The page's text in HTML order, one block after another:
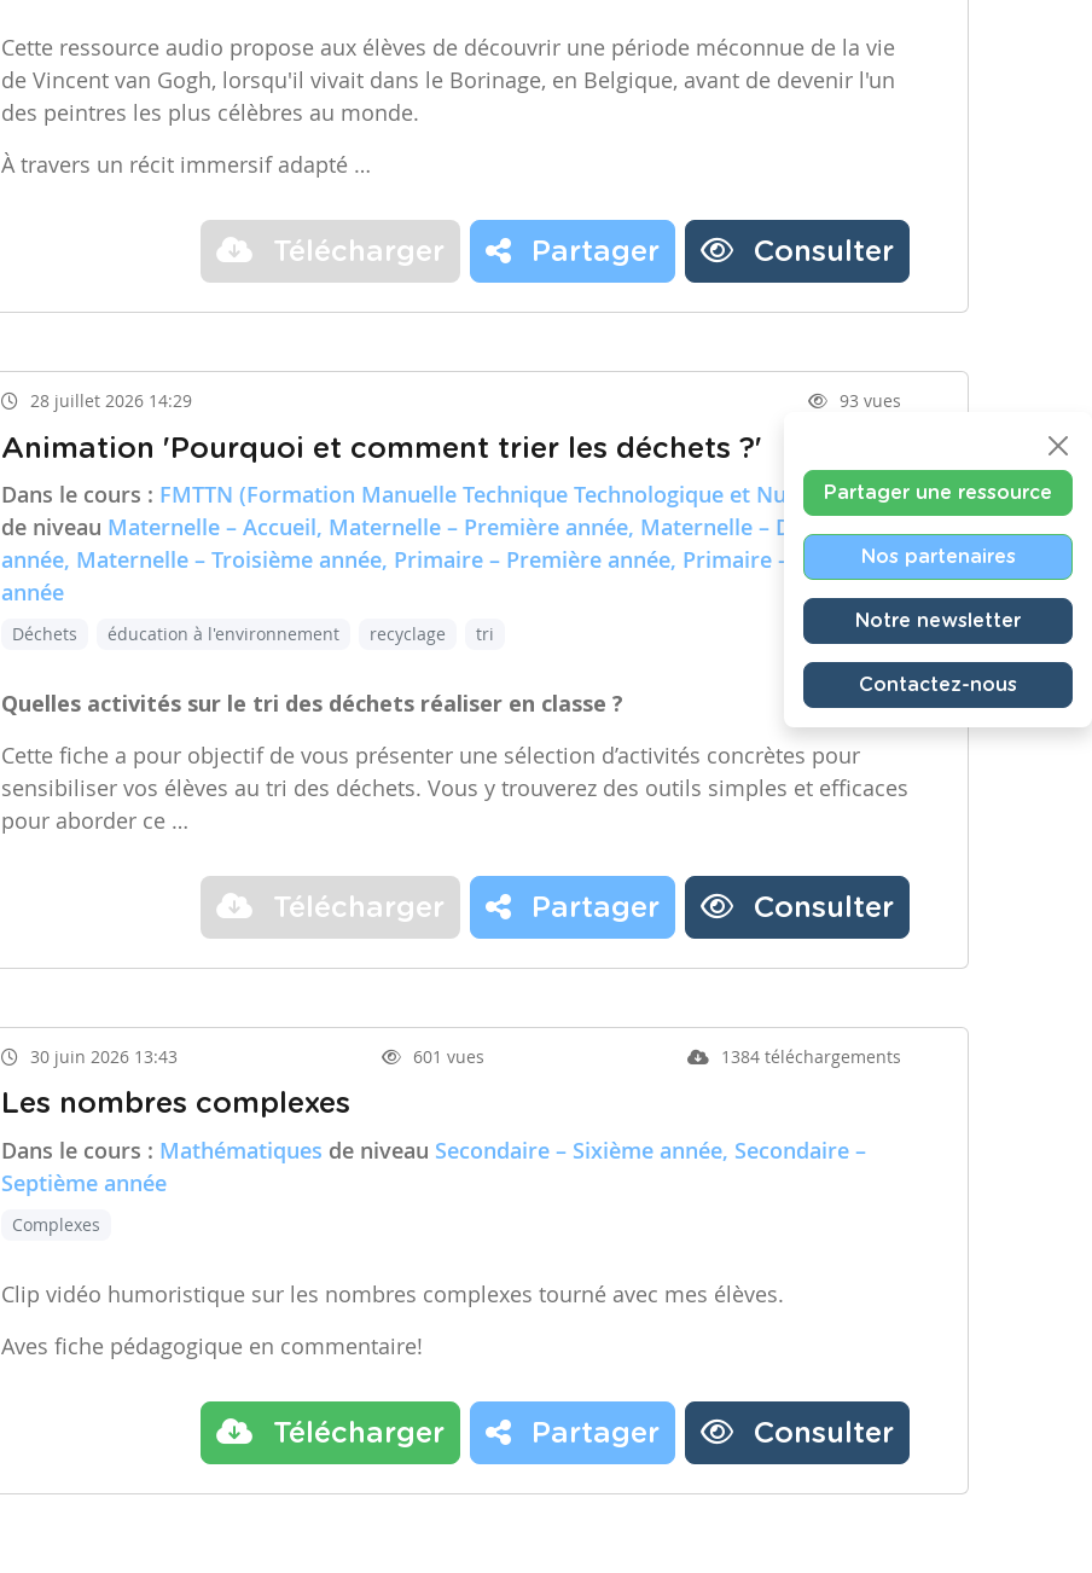
Cette ressource audio propose aux élèves de découvrir une période méconnue de la vie
de Vincent van Gogh, lorsqu'il vivait dans le Borinage, en Belgique, avant de devenir l'un
des peintres les plus célèbres au monde.
À travers un récit immersif adapté …
Télécharger Partager Consulter
28 juillet 2026 14:29 93 vues
Animation 'Pourquoi et comment trier les déchets ?'
Dans le cours : FMTTN (Formation Manuelle Technique Technologique et Numérique)
de niveau Maternelle – Accueil, Maternelle – Première année, Maternelle – Deuxième
année, Maternelle – Troisième année, Primaire – Première année, Primaire – Deuxième
année
Déchets éducation à l'environnement recyclage tri
Quelles activités sur le tri des déchets réaliser en classe ?
Cette fiche a pour objectif de vous présenter une sélection d’activités concrètes pour
sensibiliser vos élèves au tri des déchets. Vous y trouverez des outils simples et efficaces
pour aborder ce …
Télécharger Partager Consulter
30 juin 2026 13:43 601 vues 1384 téléchargements
Les nombres complexes
Dans le cours : Mathématiques de niveau Secondaire – Sixième année, Secondaire –
Septième année
Complexes
Clip vidéo humoristique sur les nombres complexes tourné avec mes élèves.
Aves fiche pédagogique en commentaire!
Télécharger Partager Consulter
Partager une ressource
Nos partenaires
Notre newsletter
Contactez-nous